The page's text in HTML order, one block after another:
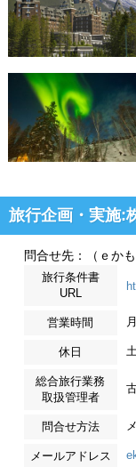
旅行企画・実施:
問合せ先：（ｅか
旅行条件書
URL
営業時間
休日
総合旅行業務
取扱管理者
問合せ方法
メールアドレス